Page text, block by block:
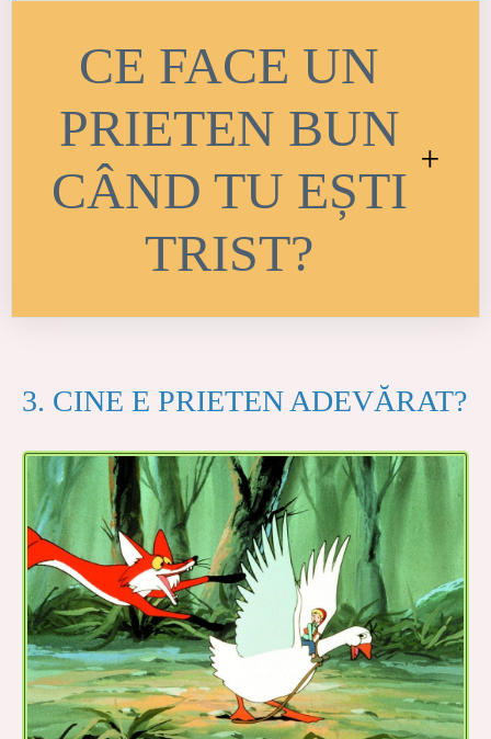
CE FACE UN
PRIETEN BUN
CÂND TU EȘTI
TRIST?
+
TE AJUTĂ.
TE ASCULTĂ.
TE ÎNCURAJEAZĂ.
TE ÎNVESELEȘTE.
3. CINE E PRIETEN ADEVĂRAT?